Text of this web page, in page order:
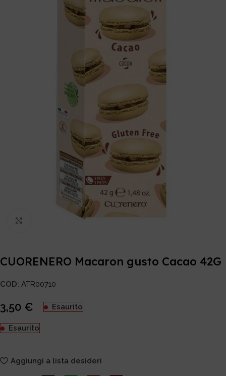
Click to enlarge
CUORENERO Macaron gusto Cacao 42G
COD: ATR00710
3,50 € Esaurito
Esaurito
Aggiungi a lista desideri